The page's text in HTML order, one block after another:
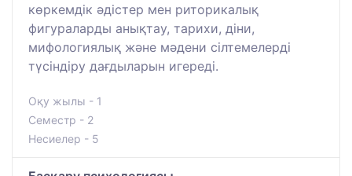
көркемдік әдістер мен риторикалық
фигураларды анықтау, тарихи, діни,
мифологиялық және мәдени сілтемелерді
түсіндіру дағдыларын игереді.
Оқу жылы - 1
Семестр - 2
Несиелер - 5